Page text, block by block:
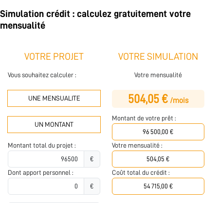
Simulation crédit : calculez gratuitement votre
mensualité
VOTRE PROJET
Vous souhaitez calculer :
UNE MENSUALITE
UN MONTANT
Montant total du projet :
€
Dont apport personnel :
€
VOTRE SIMULATION
Votre mensualité
504,05 € /mois
Montant de votre prêt :
Votre mensualité :
Coût total du crédit :